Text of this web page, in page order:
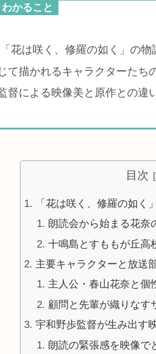
かること
花は咲く、修羅の如く」の物
て描かれるキャラクターたち
督による映像美と原作との違
目次
「花は咲く、修羅の如く
朗読会から始まる花奈
十鳴島とすももが丘高
主要キャラクターと放送
主人公・春山花奈と個
顧問と先輩が織りなす
宇和野歩監督が生み出す
朗読の緊張感を映像で